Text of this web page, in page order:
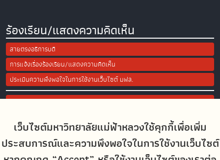
เว็บไซต์มหาวิทยาลัยแม่ฟ้าหลวงใช้คุกกี้เพื่อเพิ่ม
ประสบการณ์และความพึงพอใจในการใช้งานเว็บไซต์
ร้องเรียน/แสดงความคิดเห็น
สายตรงอธิการบดี
การแจ้งเรื่องร้องเรียน/แสดงความคิดเห็น
ประเมินความพึงพอใจในการใช้งานเว็บไซต์ มฟล.
Site Map
Social Media